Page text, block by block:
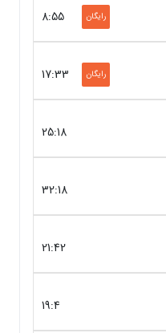
8:55 رایگان
17:33 رایگان
25:18
32:18
21:42
19:4